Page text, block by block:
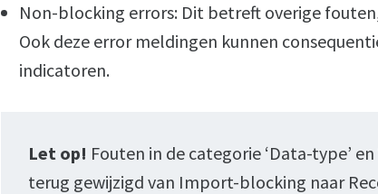
Non-blocking errors: Dit betreft overige
Ook deze error meldingen kunnen
indicatoren.
Let op! Fouten in de categorie ‘Data-type’
terug gewijzigd van Import-blocking naar